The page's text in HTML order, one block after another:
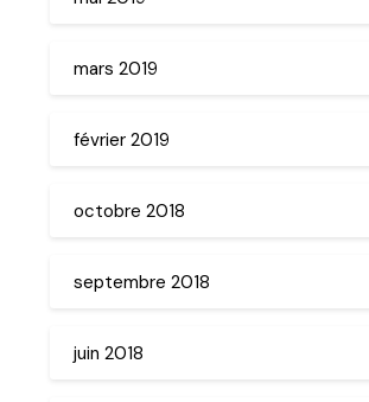
mars 2019
février 2019
octobre 2018
septembre 2018
juin 2018